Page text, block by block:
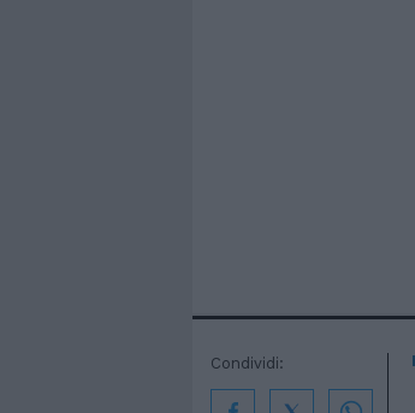
Condividi: